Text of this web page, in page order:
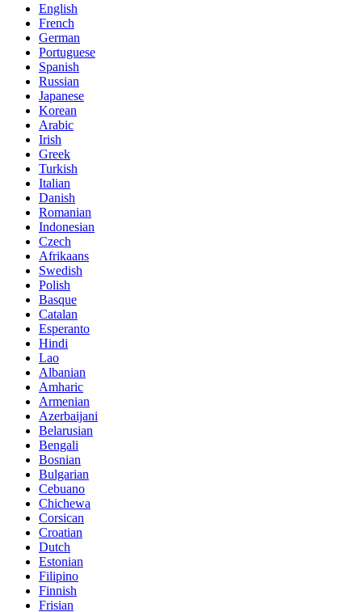
English
French
German
Portuguese
Spanish
Russian
Japanese
Korean
Arabic
Irish
Greek
Turkish
Italian
Danish
Romanian
Indonesian
Czech
Afrikaans
Swedish
Polish
Basque
Catalan
Esperanto
Hindi
Lao
Albanian
Amharic
Armenian
Azerbaijani
Belarusian
Bengali
Bosnian
Bulgarian
Cebuano
Chichewa
Corsican
Croatian
Dutch
Estonian
Filipino
Finnish
Frisian